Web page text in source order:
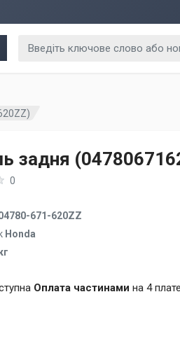
задня
0
671-620ZZ
Honda
Оплата частинами на 4